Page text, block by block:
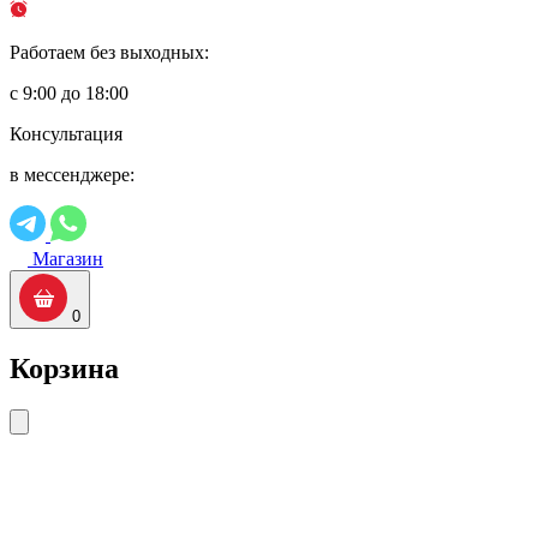
Работаем без выходных:
с 9:00 до 18:00
Консультация
в мессенджере:
Магазин
0
Корзина